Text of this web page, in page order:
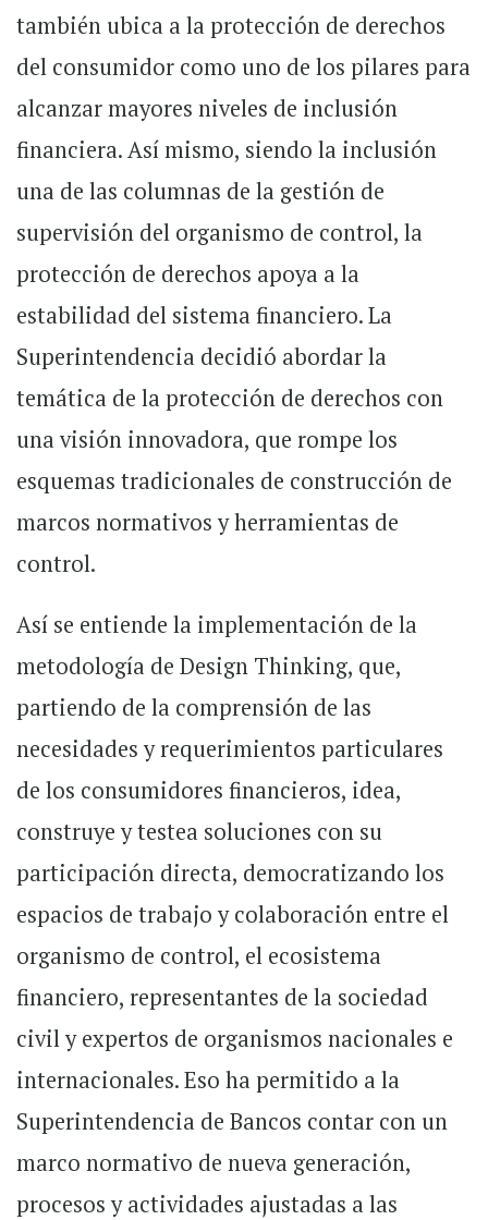
también ubica a la protección de derechos
del consumidor como uno de los pilares para
alcanzar mayores niveles de inclusión
financiera. Así mismo, siendo la inclusión
una de las columnas de la gestión de
supervisión del organismo de control, la
protección de derechos apoya a la
estabilidad del sistema financiero. La
Superintendencia decidió abordar la
temática de la protección de derechos con
una visión innovadora, que rompe los
esquemas tradicionales de construcción de
marcos normativos y herramientas de
control.
Así se entiende la implementación de la
metodología de Design Thinking, que,
partiendo de la comprensión de las
necesidades y requerimientos particulares
de los consumidores financieros, idea,
construye y testea soluciones con su
participación directa, democratizando los
espacios de trabajo y colaboración entre el
organismo de control, el ecosistema
financiero, representantes de la sociedad
civil y expertos de organismos nacionales e
internacionales. Eso ha permitido a la
Superintendencia de Bancos contar con un
marco normativo de nueva generación,
procesos y actividades ajustadas a las